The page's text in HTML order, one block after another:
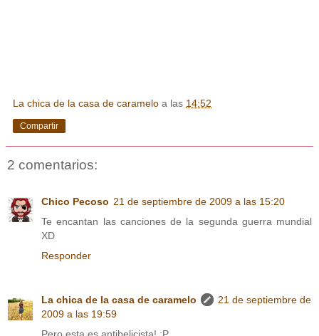
La chica de la casa de caramelo a las 14:52
Compartir
2 comentarios:
Chico Pecoso 21 de septiembre de 2009 a las 15:20
Te encantan las canciones de la segunda guerra mundial
XD
Responder
La chica de la casa de caramelo
21 de septiembre de
2009 a las 19:59